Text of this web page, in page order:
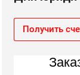
Получить